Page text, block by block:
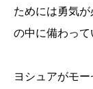
ためには勇気
の中に備わって
ヨシュアがモ